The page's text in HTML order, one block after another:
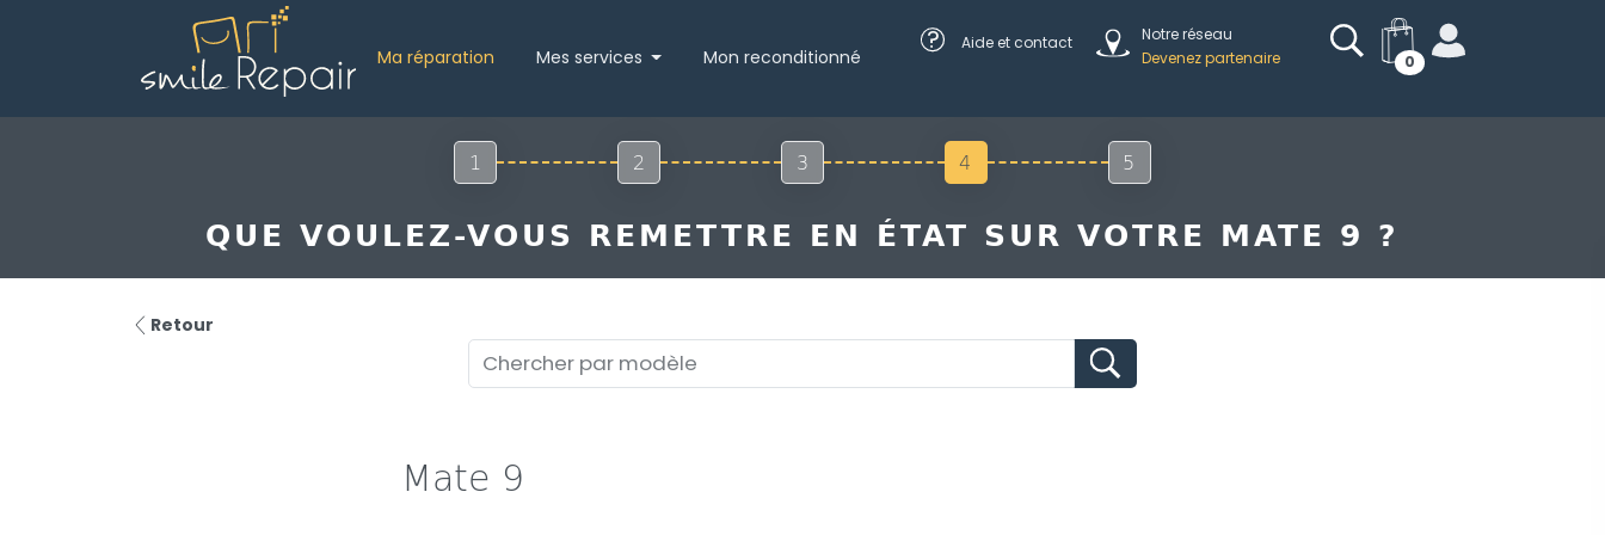
Ma réparation Mes services Mon reconditionné
? Aide et contact
Notre réseau
Devenez partenaire
0
1 2 3 4 5
QUE VOULEZ-VOUS REMETTRE EN ÉTAT SUR VOTRE MATE 9 ?
Retour
Mate 9